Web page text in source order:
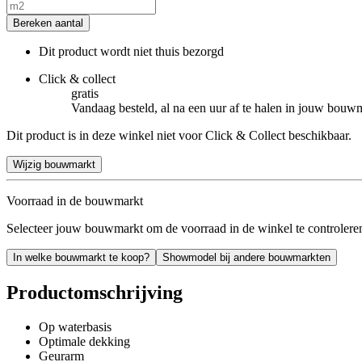
Bereken aantal
Dit product wordt niet thuis bezorgd
Click & collect
gratis
Vandaag besteld, al na een uur af te halen in jouw
Dit product is in deze winkel niet voor Click & Collect beschikbaar.
Wijzig bouwmarkt
Voorraad in de bouwmarkt
Selecteer jouw bouwmarkt om de voorraad in de winkel te
In welke bouwmarkt te koop? Showmodel bij andere bouwmarkten
Productomschrijving
Op waterbasis
Optimale dekking
Geurarm